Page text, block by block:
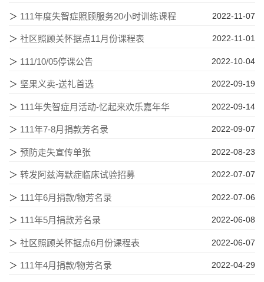
2022-11-07
＞ 111年度失智症照顾服务20小时训练课程
2022-11-01
＞ 社区照顾关怀据点11月份课程表
2022-10-04
＞ 111/10/05停课公告
2022-09-19
＞ 坚果义卖-送礼首选
2022-09-14
＞ 111年失智症月活动-忆起来欢乐嘉年华
2022-09-07
＞ 111年7-8月捐款芳名录
2022-08-23
＞ 预防走失宣传单张
2022-07-07
＞ 转发阿兹海默症临床试验招募
2022-07-06
＞ 111年6月捐款/物芳名录
2022-06-08
＞ 111年5月捐款芳名录
2022-06-07
＞ 社区照顾关怀据点6月份课程表
2022-04-29
＞ 111年4月捐款/物芳名录